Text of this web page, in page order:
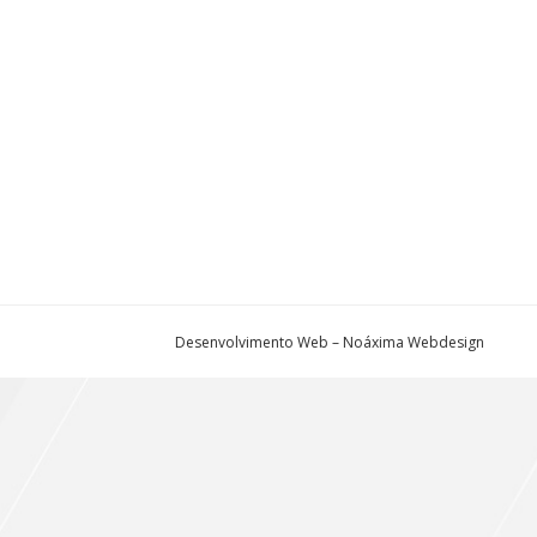
Desenvolvimento Web – Noáxima Webdesign